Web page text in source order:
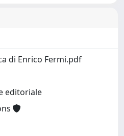
di Enrico Fermi.pdf
editoriale